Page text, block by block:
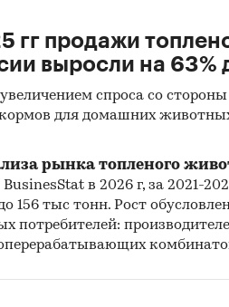
В
гг продажи
выросли на 63%
спроса со
кормов для домашних
рынка топленого
в 2026 г, за 2021-
156 тыс тонн. Рост
потребителей: